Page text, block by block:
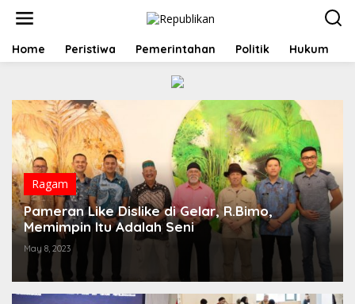
t
Home Peristiwa Pemerintahan Politik Hukum
Ragam
Pameran Like Dislike di Gelar, R.Bimo,
Memimpin Itu Adalah Seni
May 8, 2023